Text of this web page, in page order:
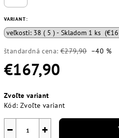
VARIANT:
štandardná cena: €279,90 –40 %
€167,90
cena:
Zvoľte variant
Kód: Zvoľte variant
+
−